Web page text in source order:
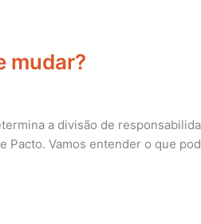
mudar?
a divisão de
Pacto. Vamos entender o que